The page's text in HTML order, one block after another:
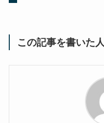
この記事を書いた人